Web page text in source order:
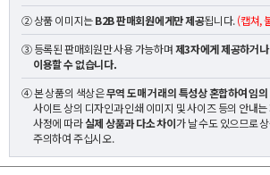
② 상품 이미지는B2B 판매회원에게만 제공됩니다.(캡쳐,
③ 등록된 판매회원만 사용 가능하며제3자에게 제공하거
이용할 수 없습니다.
④ 본 상품의 색상은무역 도매 거래의 특성상 혼합하여 임
사이트 상의 디자인과 인쇄 이미지 및 사이즈 등의 안내는
사정에 따라실제 상품과 다소 차이가 날 수도 있으므로
주의하여 주십시오.